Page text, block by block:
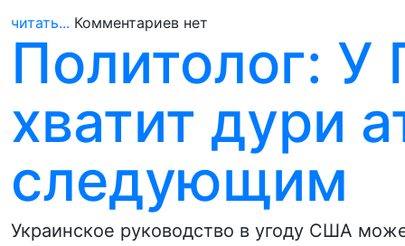
читать... Комментариев нет
Политолог:
хватит дури
следующим
Украинское руководство в угоду США